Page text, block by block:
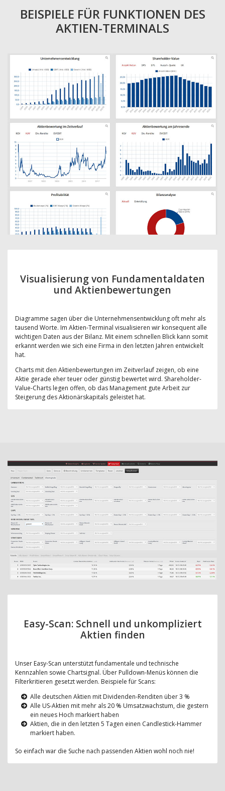
BEISPIELE FÜR FUNKTIONEN DES
AKTIEN-TERMINALS
Visualisierung von Fundamentaldaten
und Aktienbewertungen
Diagramme sagen über die Unternehmensentwicklung oft mehr als
tausend Worte. Im Aktien-Terminal visualisieren wir konsequent alle
wichtigen Daten aus der Bilanz. Mit einem schnellen Blick kann somit
erkannt werden wie sich eine Firma in den letzten Jahren entwickelt
hat.
Charts mit den Aktienbewertungen im Zeitverlauf zeigen, ob eine
Aktie gerade eher teuer oder günstig bewertet wird. Shareholder-
Value-Charts legen offen, ob das Management gute Arbeit zur
Steigerung des Aktionärskapitals geleistet hat.
Easy-Scan: Schnell und unkompliziert
Aktien finden
Unser Easy-Scan unterstützt fundamentale und technische
Kennzahlen sowie Chartsignal. Über Pulldown-Menüs können die
Filterkritieren gesetzt werden. Beispiele für Scans:
Alle deutschen Aktien mit Dividenden-Renditen über 3 %
Alle US-Aktien mit mehr als 20 % Umsatzwachstum, die gestern
ein neues Hoch markiert haben
Aktien, die in den letzten 5 Tagen einen Candlestick-Hammer
markiert haben.
So einfach war die Suche nach passenden Aktien wohl noch nie!